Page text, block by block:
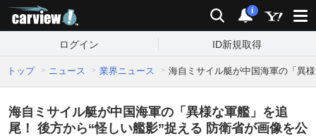
検索 通知
i
ログイン ID新規取得
トップ ニュース 業界ニュース 海自ミサイル艇が中国海軍の「異
海自ミサイル艇が中国海軍の「異様な軍艦」を追
尾！ 後方から“怪しい艦影”捉える 防衛省が画像を公